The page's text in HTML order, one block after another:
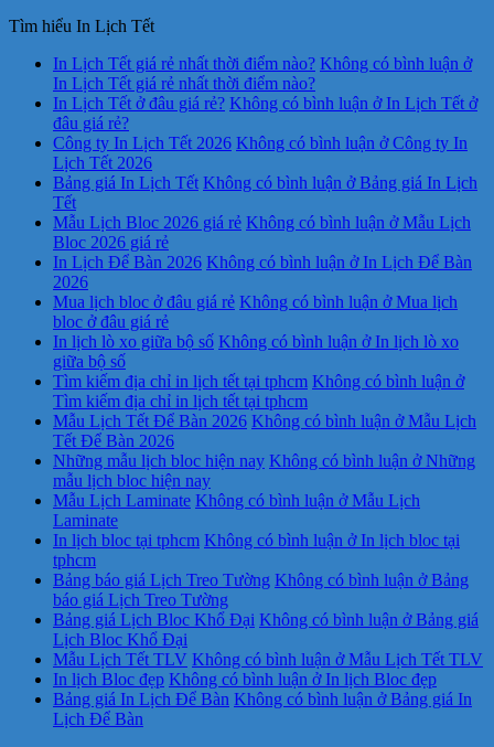
Tìm hiểu In Lịch Tết
In Lịch Tết giá rẻ nhất thời điểm nào? Không có bình luận ở
In Lịch Tết giá rẻ nhất thời điểm nào?
In Lịch Tết ở đâu giá rẻ? Không có bình luận ở In Lịch Tết ở
đâu giá rẻ?
Công ty In Lịch Tết 2026 Không có bình luận ở Công ty In
Lịch Tết 2026
Bảng giá In Lịch Tết Không có bình luận ở Bảng giá In Lịch
Tết
Mẫu Lịch Bloc 2026 giá rẻ Không có bình luận ở Mẫu Lịch
Bloc 2026 giá rẻ
In Lịch Để Bàn 2026 Không có bình luận ở In Lịch Để Bàn
2026
Mua lịch bloc ở đâu giá rẻ Không có bình luận ở Mua lịch
bloc ở đâu giá rẻ
In lịch lò xo giữa bộ số Không có bình luận ở In lịch lò xo
giữa bộ số
Tìm kiếm địa chỉ in lịch tết tại tphcm Không có bình luận ở
Tìm kiếm địa chỉ in lịch tết tại tphcm
Mẫu Lịch Tết Để Bàn 2026 Không có bình luận ở Mẫu Lịch
Tết Để Bàn 2026
Những mẫu lịch bloc hiện nay Không có bình luận ở Những
mẫu lịch bloc hiện nay
Mẫu Lịch Laminate Không có bình luận ở Mẫu Lịch
Laminate
In lịch bloc tại tphcm Không có bình luận ở In lịch bloc tại
tphcm
Bảng báo giá Lịch Treo Tường Không có bình luận ở Bảng
báo giá Lịch Treo Tường
Bảng giá Lịch Bloc Khổ Đại Không có bình luận ở Bảng giá
Lịch Bloc Khổ Đại
Mẫu Lịch Tết TLV Không có bình luận ở Mẫu Lịch Tết TLV
In lịch Bloc đẹp Không có bình luận ở In lịch Bloc đẹp
Bảng giá In Lịch Để Bàn Không có bình luận ở Bảng giá In
Lịch Để Bàn